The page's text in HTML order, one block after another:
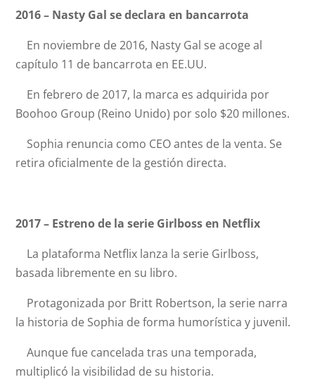
2016 – Nasty Gal se declara en bancarrota
En noviembre de 2016, Nasty Gal se acoge al
capítulo 11 de bancarrota en EE.UU.
En febrero de 2017, la marca es adquirida por
Boohoo Group (Reino Unido) por solo $20 millones.
Sophia renuncia como CEO antes de la venta. Se
retira oficialmente de la gestión directa.
2017 – Estreno de la serie Girlboss en Netflix
La plataforma Netflix lanza la serie Girlboss,
basada libremente en su libro.
Protagonizada por Britt Robertson, la serie narra
la historia de Sophia de forma humorística y juvenil.
Aunque fue cancelada tras una temporada,
multiplicó la visibilidad de su historia.